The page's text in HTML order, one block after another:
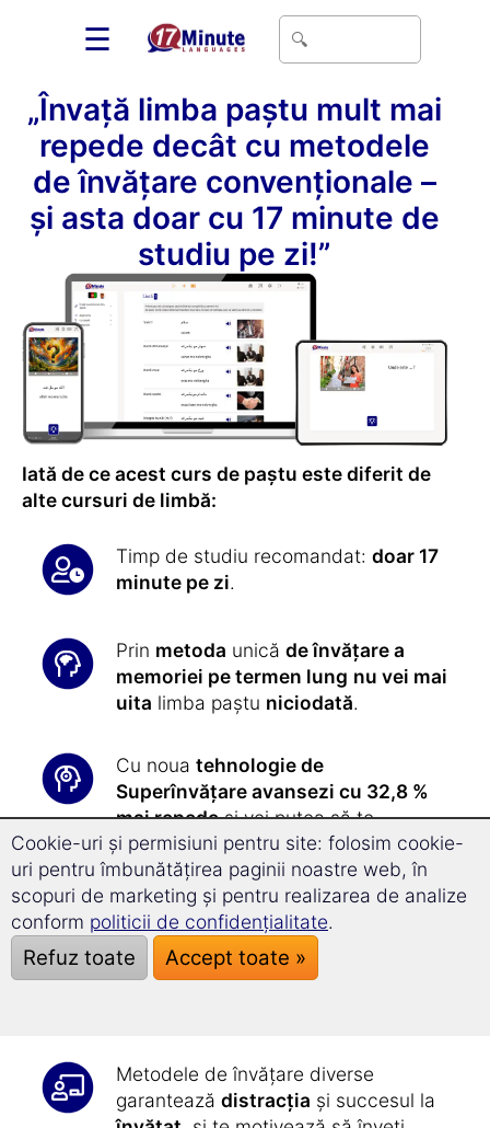
☰
„Învață limba paștu mult mai
repede decât cu metodele
de învățare convenționale –
și asta doar cu 17 minute de
studiu pe zi!”
Iată de ce acest curs de paștu este diferit de
alte cursuri de limbă:
Timp de studiu recomandat: doar 17
minute pe zi.
Prin metoda unică de învățare a
memoriei pe termen lung nu vei mai
uita limba paștu niciodată.
Cu noua tehnologie de
Superînvățare avansezi cu 32,8 %
mai repedeși vei putea să te
concentrezi mai bine.
Toate exercițiile ți se vor oferi cu
exactitate de către software-ul
nostru: astfel înveți paștu in mod
complet automat și extrem de
Metodele de învățare diverse
garantează distracția și succesul la
Cookie-uri și permisiuni pentru site: folosim cookie-
uri pentru îmbunătățirea paginii noastre web, în
scopuri de marketing și pentru realizarea de analize
conform politicii de confidențialitate.
Refuz toate Accept toate »